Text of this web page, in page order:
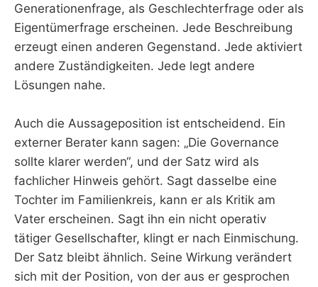
Generationenfrage, als Geschlechterfrage oder als
Eigentümerfrage erscheinen. Jede Beschreibung
erzeugt einen anderen Gegenstand. Jede aktiviert
andere Zuständigkeiten. Jede legt andere
Lösungen nahe.
Auch die Aussageposition ist entscheidend. Ein
externer Berater kann sagen: „Die Governance
sollte klarer werden“, und der Satz wird als
fachlicher Hinweis gehört. Sagt dasselbe eine
Tochter im Familienkreis, kann er als Kritik am
Vater erscheinen. Sagt ihn ein nicht operativ
tätiger Gesellschafter, klingt er nach Einmischung.
Der Satz bleibt ähnlich. Seine Wirkung verändert
sich mit der Position, von der aus er gesprochen